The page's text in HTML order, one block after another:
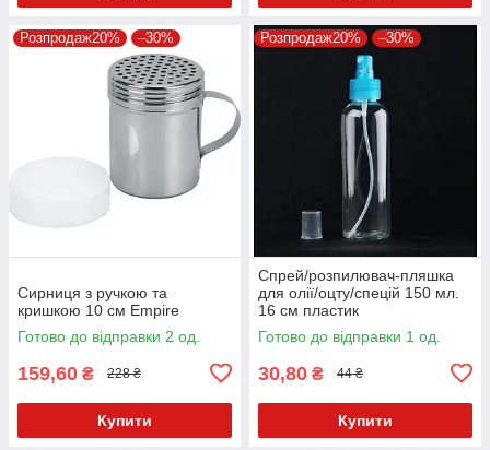
Розпродаж20% –30%
Сирниця з ручкою та
кришкою 10 см Empire
Готово до відправки 2 од.
159,60 ₴ 228 ₴
Купити
Розпродаж20% –30%
Спрей/розпилювач-пляшка
для олії/оцту/спецій 150 мл.
16 см пластик
Готово до відправки 1 од.
30,80 ₴ 44 ₴
Купити